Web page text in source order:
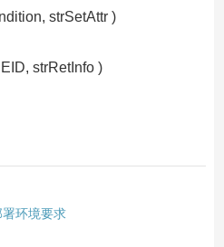
strSetAttr )
strRetInfo )
环境要求